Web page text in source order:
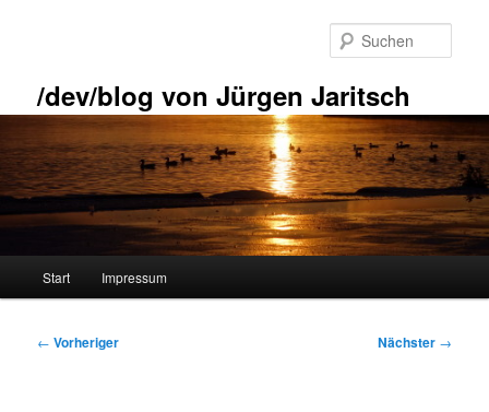
/dev/blog von Jürgen Jaritsch
Start Impressum
Beitragsnavigation
← Vorheriger Nächster →